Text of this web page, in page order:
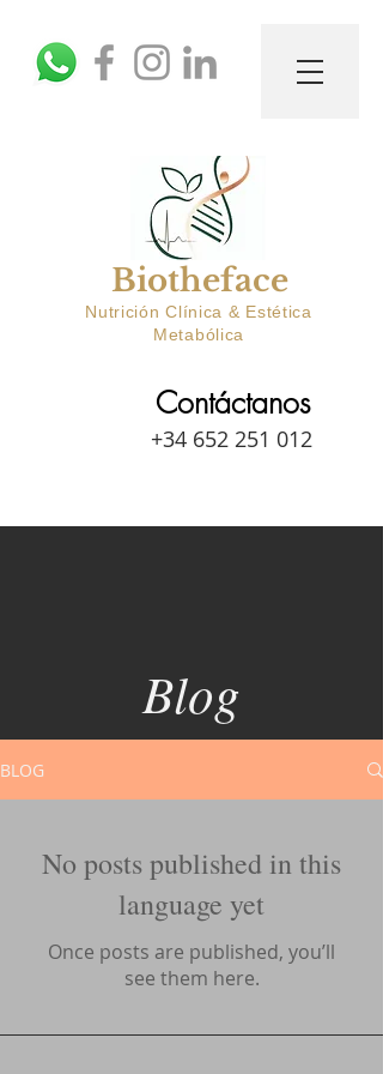
Biotheface
Nutrición Clínica & Estética
Metabólica
+34 652 251 012
Contáctanos
Blog
BLOG
No posts published in this
language yet
Once posts are published, you’ll
see them here.